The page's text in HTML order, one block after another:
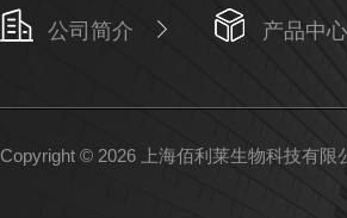
公司简介 产品中心
Copyright © 2026 上海佰利莱生物科技有限